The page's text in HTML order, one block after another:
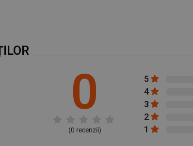
0
(0 recenzii)
5
4
3
2
1